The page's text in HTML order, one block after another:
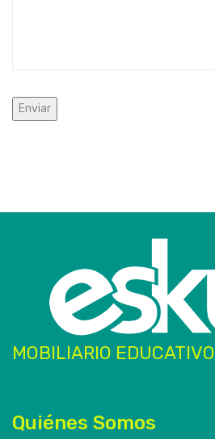
MOBILIARIO EDUCATIVO
Quiénes Somos